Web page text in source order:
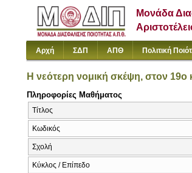
Μονάδα
Αρχή ΣΔΠ ΑΠΘ Πολιτική
Η νεότερη νομική σκέψη, στον 19ο
Πληροφορίες Μαθήματος
Τίτλος
Κωδικός
Σχολή
Κύκλος / Επίπεδο